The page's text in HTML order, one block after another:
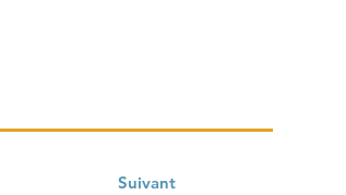
Suivant